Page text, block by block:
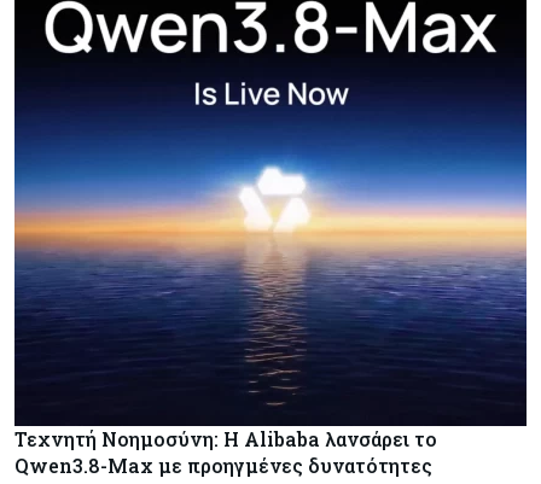
Τεχνητή Νοημοσύνη: Η Alibaba λανσάρει το
Qwen3.8-Max με προηγμένες δυνατότητες